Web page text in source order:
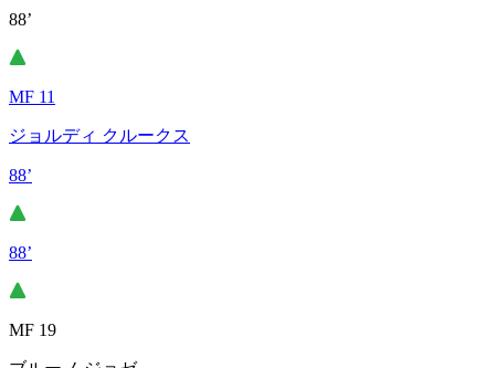
88’
MF 11
ジョルディ クルークス
88’
88’
MF 19